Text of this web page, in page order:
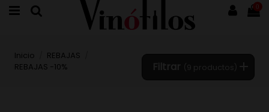
0
Inicio
REBAJAS
REBAJAS -10%